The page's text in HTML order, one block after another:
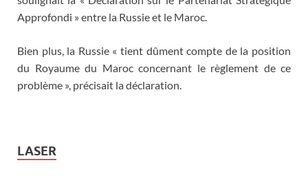
Approfondi » entre la Russie et le Maroc.
Bien plus, la Russie « tient dûment compte de la position
du Royaume du Maroc concernant le règlement de ce
problème », précisait la déclaration.
LASER